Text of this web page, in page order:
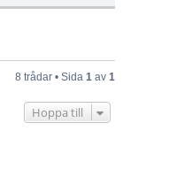
8 trådar • Sida 1 av 1
Hoppa till